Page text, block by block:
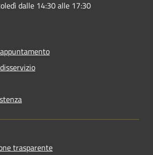
dalle 14:30 alle 17:30
trasparente